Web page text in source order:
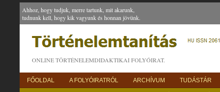
Ahhoz, hogy tudjuk, merre tartunk, mit akarunk,
tudnunk kell, hogy kik vagyunk és honnan jövünk.
ONLINE TÖRTÉNELEMDIDAKTIKAI FOLYÓIRAT.
FŐOLDAL A FOLYÓIRATRÓL ARCHÍVUM TUDÁSTÁR